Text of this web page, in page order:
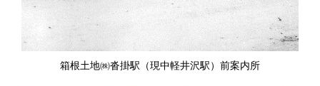
箱根土地㈱沓掛駅（現中軽井沢駅）前案内所